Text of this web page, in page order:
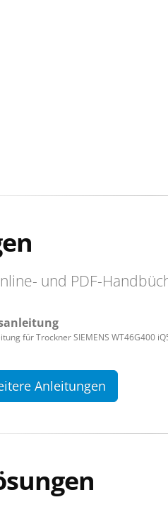
und PDF-
für Trockner SIEMENS WT46G400
Anleitungen